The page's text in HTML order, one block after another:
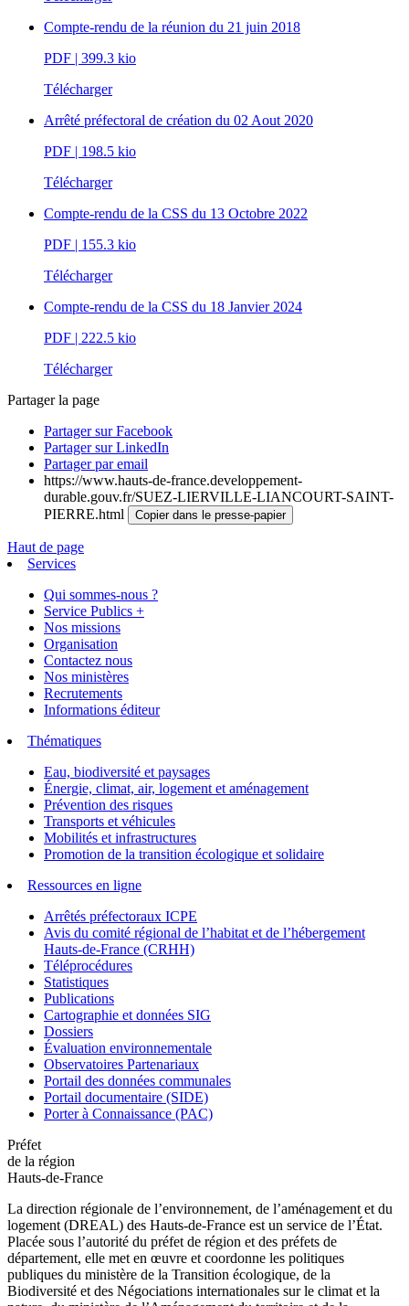
Compte-rendu de la réunion du 21 juin 2018
PDF | 399.3 kio
Télécharger
Arrêté préfectoral de création du 02 Aout 2020
PDF | 198.5 kio
Télécharger
Compte-rendu de la CSS du 13 Octobre 2022
PDF | 155.3 kio
Télécharger
Compte-rendu de la CSS du 18 Janvier 2024
PDF | 222.5 kio
Télécharger
Partager la page
Partager sur Facebook
Partager sur LinkedIn
Partager par email
https://www.hauts-de-france.developpement-
durable.gouv.fr/SUEZ-LIERVILLE-LIANCOURT-SAINT-
PIERRE.html
Copier dans le presse-papier
Haut de page
Services
Qui sommes-nous ?
Service Publics +
Nos missions
Organisation
Contactez nous
Nos ministères
Recrutements
Informations éditeur
Thématiques
Eau, biodiversité et paysages
Énergie, climat, air, logement et aménagement
Prévention des risques
Transports et véhicules
Mobilités et infrastructures
Promotion de la transition écologique et solidaire
Ressources en ligne
Arrêtés préfectoraux ICPE
Avis du comité régional de l’habitat et de l’hébergement
Hauts-de-France (CRHH)
Téléprocédures
Statistiques
Publications
Cartographie et données SIG
Dossiers
Évaluation environnementale
Observatoires Partenariaux
Portail des données communales
Portail documentaire (SIDE)
Porter à Connaissance (PAC)
Préfet
de la région
Hauts-de-France
La direction régionale de l’environnement, de l’aménagement et du
logement (DREAL) des Hauts-de-France est un service de l’État.
Placée sous l’autorité du préfet de région et des préfets de
département, elle met en œuvre et coordonne les politiques
publiques du ministère de la Transition écologique, de la
Biodiversité et des Négociations internationales sur le climat et la